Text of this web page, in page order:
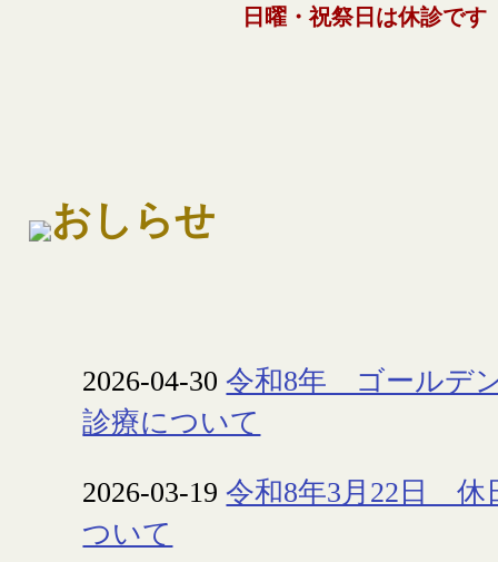
日曜・祝祭日は休診です
令和7年度 年末年始の診療
2025-09-04 9月7日 休日当番医につい